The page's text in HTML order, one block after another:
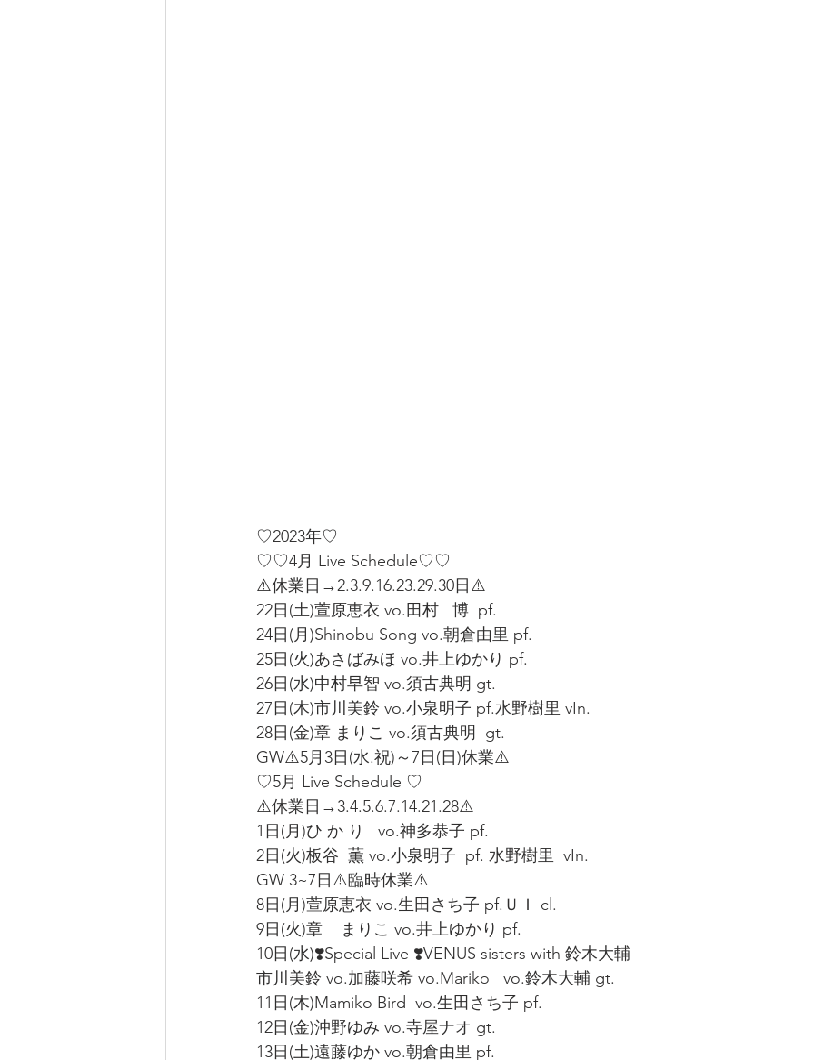
♡2023年♡
♡♡4月 Live Schedule♡♡
⚠️休業日→2.3.9.16.23.29.30日⚠️
22日(土)萱原恵衣 vo.田村   博  pf.
24日(月)Shinobu Song vo.朝倉由里 pf.
25日(火)あさばみほ vo.井上ゆかり pf.
26日(水)中村早智 vo.須古典明 gt.
27日(木)市川美鈴 vo.小泉明子 pf.水野樹里 vIn.
28日(金)章 まりこ vo.須古典明  gt.
GW⚠️5月3日(水.祝)～7日(日)休業⚠️
♡5月 Live Schedule ♡
⚠️休業日→3.4.5.6.7.14.21.28⚠️
1日(月)ひ か り   vo.神多恭子 pf.
2日(火)板谷  薫 vo.小泉明子  pf. 水野樹里  vIn.
GW 3~7日⚠️臨時休業⚠️
8日(月)萱原恵衣 vo.生田さち子 pf.ＵＩ cl.
9日(火)章    まりこ vo.井上ゆかり pf.
10日(水)❣️Special Live ❣️VENUS sisters with 鈴木大輔
市川美鈴 vo.加藤咲希 vo.Mariko   vo.鈴木大輔 gt.
11日(木)Mamiko Bird  vo.生田さち子 pf.
12日(金)沖野ゆみ vo.寺屋ナオ gt.
13日(土)遠藤ゆか vo.朝倉由里 pf.